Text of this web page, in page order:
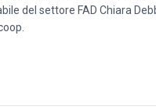
del settore FAD Chiara